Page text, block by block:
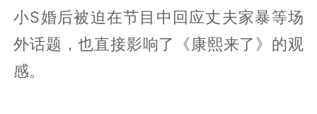
小S婚后被迫在节目中回应丈夫家暴等场
外话题，也直接影响了《康熙来了》的观
感。